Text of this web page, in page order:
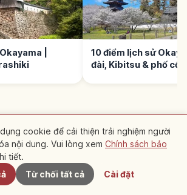
|
10 điểm lịch sử
đài, Kibitsu & phố cổ
gợi ý gần đây
bài viết gợi ý trong khu vực này
Gần đây
cookie để cải thiện trải nghiệm người
nội dung. Vui lòng xem Chính sách bảo
tiết.
Từ chối tất cả Cài đặt